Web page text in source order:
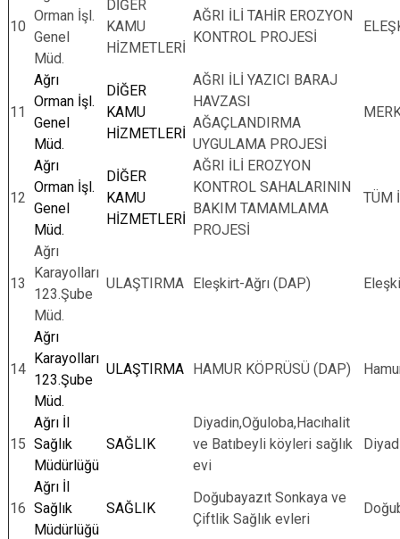
10
Orman İşl.
Genel
Müd.
DİĞER
KAMU
HİZMETLERİ
AĞRI İLİ TAHİR EROZYON
KONTROL PROJESİ
11
Ağrı
Orman İşl.
Genel
Müd.
DİĞER
KAMU
HİZMETLERİ
AĞRI İLİ YAZICI BARAJ
HAVZASI
AĞAÇLANDIRMA
UYGULAMA PROJESİ
12
Ağrı
Orman İşl.
Genel
Müd.
DİĞER
KAMU
HİZMETLERİ
AĞRI İLİ EROZYON
KONTROL SAHALARININ
BAKIM TAMAMLAMA
PROJESİ
TÜM
13
Ağrı
Karayolları
123.Şube
Müd.
ULAŞTIRMA Eleşkirt-Ağrı (DAP)
14
Ağrı
Karayolları
123.Şube
Müd.
ULAŞTIRMA HAMUR KÖPRÜSÜ (DAP)
15
Ağrı İl
Sağlık
Müdürlüğü
SAĞLIK
Diyadin,Oğuloba,Hacıhalit
ve Batıbeyli köyleri sağlık
evi
16
Ağrı İl
Sağlık
Müdürlüğü
SAĞLIK
Doğubayazıt Sonkaya ve
Çiftlik Sağlık evleri